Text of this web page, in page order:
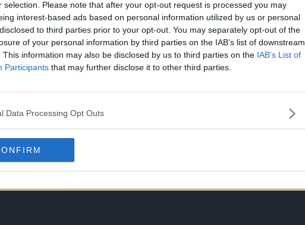
selection. Please note that after your opt-out request is processed you may
interest-based ads based on personal information utilized by us or personal
to third parties prior to your opt-out. You may separately opt-out of the
of your personal information by third parties on the IAB’s list of downstream
This information may also be disclosed by us to third parties on the IAB’s List of
Participants that may further disclose it to other third parties.
Data Processing Opt Outs